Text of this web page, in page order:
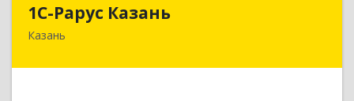
1С-Рарус Казань
Казань
420088, Татарстан Респ, Казань г, Победы пр-